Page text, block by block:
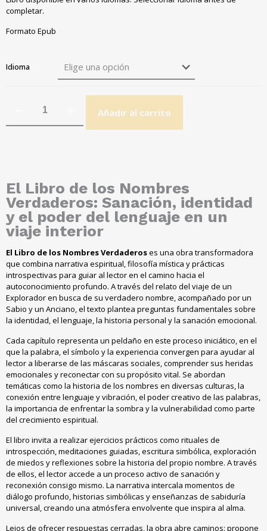
completar.
Formato Epub
Idioma
Añadir al carrito
El Libro de los Nombres
Verdaderos: Sanación, identidad
y el poder del lenguaje en un
viaje interior
El Libro de los Nombres Verdaderoses una obra transformadora
que combina narrativa espiritual, filosofía mística y prácticas
introspectivas para guiar al lector en el camino hacia el
autoconocimiento profundo. A través del relato del viaje de un
Explorador en busca de su verdadero nombre, acompañado por un
Sabio y un Anciano, el texto plantea preguntas fundamentales sobre
la identidad, el lenguaje, la historia personal y la sanación emocional.
Cada capítulo representa un peldaño en este proceso iniciático, en el
que la palabra, el símbolo y la experiencia convergen para ayudar al
lector a liberarse de las máscaras sociales, comprender sus heridas
emocionales y reconectar con su propósito vital. Se abordan
temáticas como la historia de los nombres en diversas culturas, la
conexión entre lenguaje y vibración, el poder creativo de las palabras,
la importancia de enfrentar la sombra y la vulnerabilidad como parte
del crecimiento espiritual.
El libro invita a realizar ejercicios prácticos como rituales de
introspección, meditaciones guiadas, escritura simbólica, exploración
de miedos y reflexiones sobre la historia del propio nombre. A través
de ellos, el lector accede a un proceso activo de sanación y
reconexión consigo mismo. La narrativa intercala momentos de
diálogo profundo, historias simbólicas y enseñanzas de sabiduría
universal, creando una atmósfera envolvente que inspira al alma.
Lejos de ofrecer respuestas cerradas, la obra abre caminos: propone